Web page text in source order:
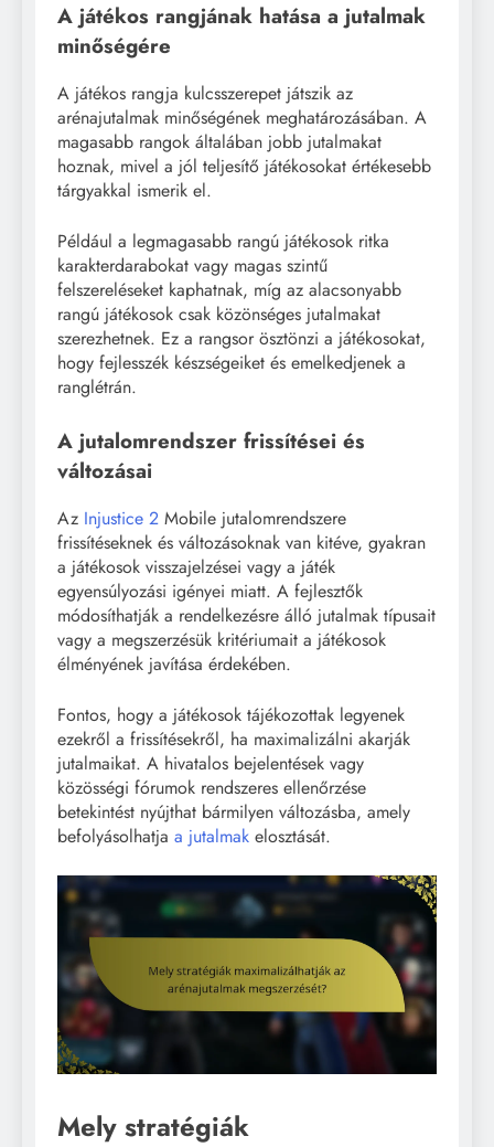
A játékos rangjának hatása a jutalmak
minőségére
A játékos rangja kulcsszerepet játszik az
arénajutalmak minőségének meghatározásában. A
magasabb rangok általában jobb jutalmakat
hoznak, mivel a jól teljesítő játékosokat értékesebb
tárgyakkal ismerik el.
Például a legmagasabb rangú játékosok ritka
karakterdarabokat vagy magas szintű
felszereléseket kaphatnak, míg az alacsonyabb
rangú játékosok csak közönséges jutalmakat
szerezhetnek. Ez a rangsor ösztönzi a játékosokat,
hogy fejlesszék készségeiket és emelkedjenek a
ranglétrán.
A jutalomrendszer frissítései és
változásai
Az Injustice 2 Mobile jutalomrendszere
frissítéseknek és változásoknak van kitéve, gyakran
a játékosok visszajelzései vagy a játék
egyensúlyozási igényei miatt. A fejlesztők
módosíthatják a rendelkezésre álló jutalmak típusait
vagy a megszerzésük kritériumait a játékosok
élményének javítása érdekében.
Fontos, hogy a játékosok tájékozottak legyenek
ezekről a frissítésekről, ha maximalizálni akarják
jutalmaikat. A hivatalos bejelentések vagy
közösségi fórumok rendszeres ellenőrzése
betekintést nyújthat bármilyen változásba, amely
befolyásolhatja a jutalmak elosztását.
Mely stratégiák